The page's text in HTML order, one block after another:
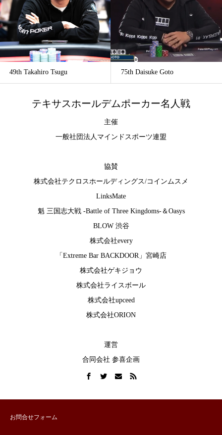
49th Takahiro Tsugu 75th Daisuke Goto
テキサスホールデムポーカー名人戦
主催
一般社団法人マインドスポーツ連盟
協賛
株式会社テクロスホールディングス/コインムスメ
LinksMate
魁 三国志大戦 -Battle of Three Kingdoms-＆Oasys
BLOW 渋谷
株式会社every
「Extreme Bar BACKDOOR」宮崎店
株式会社ゲキジョウ
株式会社ライスボール
株式会社upceed
株式会社ORION
運営
合同会社 参喜企画
お問合せフォーム